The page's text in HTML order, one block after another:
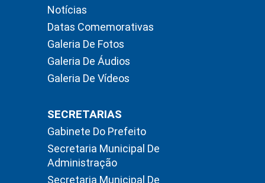
Notícias
Datas Comemorativas
Galeria De Fotos
Galeria De Áudios
Galeria De Vídeos
SECRETARIAS
Gabinete Do Prefeito
Secretaria Municipal De
Administração
Secretaria Municipal De